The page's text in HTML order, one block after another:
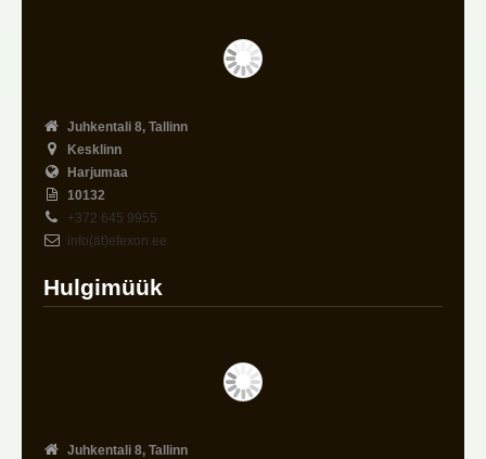
Juhkentali 8, Tallinn
Kesklinn
Harjumaa
10132
+372 645 9955
info(ät)efexon.ee
Hulgimüük
Juhkentali 8, Tallinn